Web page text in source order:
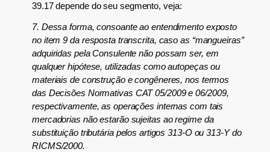
39.17 depende do seu segmento, veja:
7. Dessa forma, consoante ao entendimento exposto
no item 9 da resposta transcrita, caso as “mangueiras”
adquiridas pela Consulente não possam ser, em
qualquer hipótese, utilizadas como autopeças ou
materiais de construção e congêneres, nos termos
das Decisões Normativas CAT 05/2009 e 06/2009,
respectivamente, as operações internas com tais
mercadorias não estarão sujeitas ao regime da
substituição tributária pelos artigos 313-O ou 313-Y do
RICMS/2000.